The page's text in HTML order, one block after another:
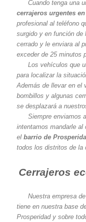
Cuando tenga una
cerrajeros urgentes
profesional al teléfono
surgido y en función de
cerrado y le enviara al
exceder de 25 minutos
Los vehículos que
para localizar la
Además de llevar en el
bombillos y algunas
se desplazará a
Siempre enviamos
intentamos mandarle al
el barrio de
todos los distritos de la
Cerrajeros
Nuestra empresa
tiene en nuestra base
Prosperidad y sobre